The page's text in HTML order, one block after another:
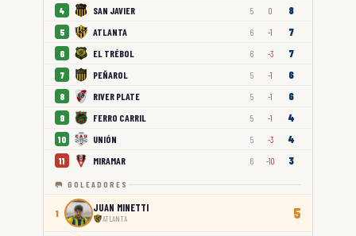
4 SAN JAVIER 5 0 8
5 ATLANTA 6 -1 7
6 EL TRÉBOL 6 -3 7
7 PEÑAROL 5 -1 6
8 RIVER PLATE 5 -1 6
9 FERRO CARRIL 5 -1 4
10 UNIÓN 5 -3 4
11 MIRAMAR 6 -10 3
🥅 GOLEADORES
1 JUAN MINETTI
ATLANTA 5